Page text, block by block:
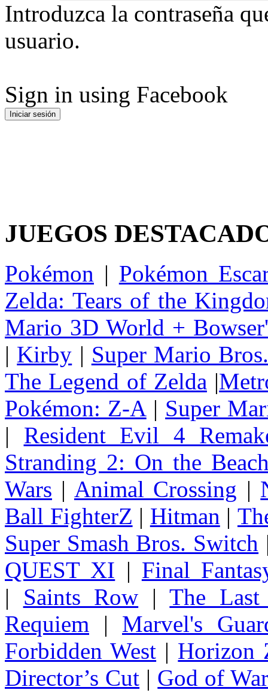
Introduzca la contraseña
usuario.
Sign in using Facebook
JUEGOS
Pokémon | Pokémon
Zelda: Tears of the
Mario 3D World +
| Kirby | Super Mario
The Legend of Zelda |
Pokémon: Z-A | Super
| Resident Evil 4
Stranding 2: On the
Wars | Animal Crossing |
Ball FighterZ | Hitman |
Super Smash Bros. Switch
QUEST XI | Final
| Saints Row |The
Requiem | Marvel's
Forbidden West | Horizon
Director’s Cut | God of